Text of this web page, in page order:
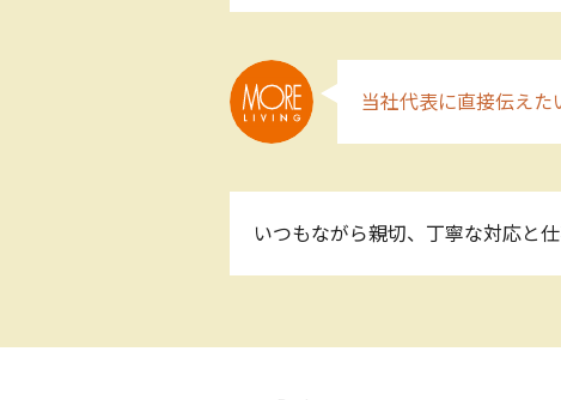
当社代表に直接伝えた
いつもながら親切、丁寧な対応と